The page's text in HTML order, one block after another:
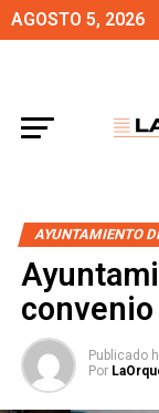
AGOSTO 5, 2026
AYUNTAMIENTO
Publicado
Por